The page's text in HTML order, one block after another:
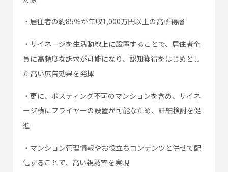
・居住者の約85％が年収1,000万円以上の高所得層
・サイネージを生活動線上に設置することで、居住者全
員に高頻度な訴求が可能になり、認知獲得をはじめとし
た高い広告効果を発揮
・更に、ポスティング不可のマンションを含め、サイネ
ージ横にフライヤーの設置が可能なため、詳細検討を促
進
・マンション管理情報やお役立ちコンテンツと併せて配
信することで、高い視認率を実現